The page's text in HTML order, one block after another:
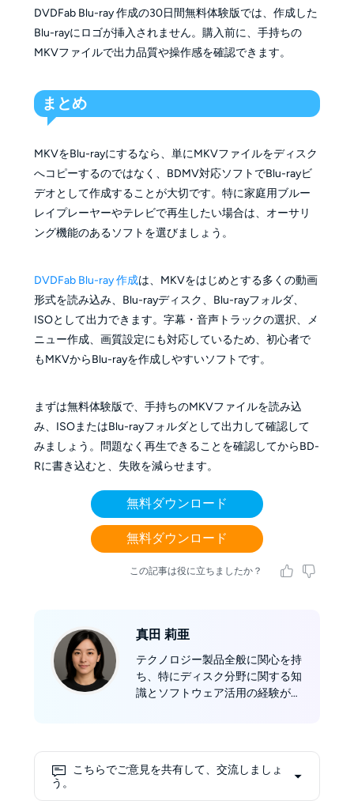
DVDFab Blu-ray 作成の30日間無料体験版では、作成した
Blu-rayにロゴが挿入されません。購入前に、手持ちの
MKVファイルで出力品質や操作感を確認できます。
まとめ
MKVをBlu-rayにするなら、単にMKVファイルをディスク
へコピーするのではなく、BDMV対応ソフトでBlu-rayビ
デオとして作成することが大切です。特に家庭用ブルー
レイプレーヤーやテレビで再生したい場合は、オーサリ
ング機能のあるソフトを選びましょう。
DVDFab Blu-ray 作成は、MKVをはじめとする多くの動画
形式を読み込み、Blu-rayディスク、Blu-rayフォルダ、
ISOとして出力できます。字幕・音声トラックの選択、メ
ニュー作成、画質設定にも対応しているため、初心者で
もMKVからBlu-rayを作成しやすいソフトです。
まずは無料体験版で、手持ちのMKVファイルを読み込
み、ISOまたはBlu-rayフォルダとして出力して確認して
みましょう。問題なく再生できることを確認してからBD-
Rに書き込むと、失敗を減らせます。
無料ダウンロード
無料ダウンロード
この記事は役に立ちましたか？
真田 莉亜
テクノロジー製品全般に関心を持
ち、特にディスク分野に関する知
識とソフトウェア活用の経験が豊
グ、書き込みなど多岐にわたる方
こちらでご意見を共有して、交流しましょ
う。